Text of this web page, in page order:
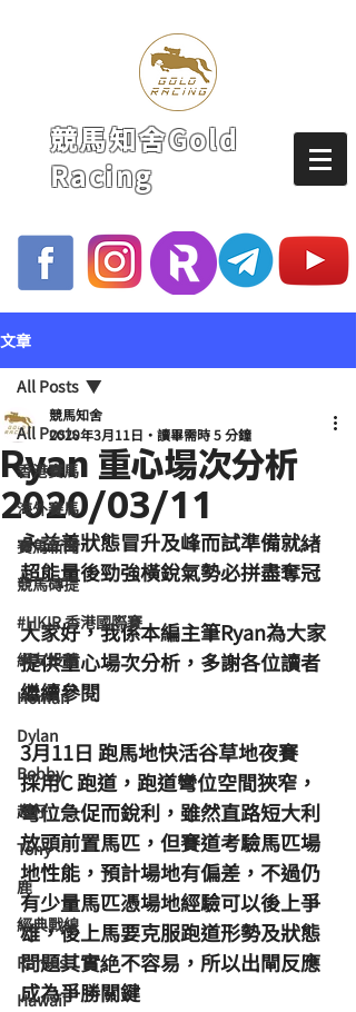
競馬知舍Gold
Racing
文章
All Posts
香港賽馬
海外賽馬
賽馬新聞
競馬磚提
#HKIR 香港國際賽
網友投稿
Homan
Dylan
Bobby
超仔
Tony
鹿
經典戰線
Ramos
Hawaii
All Posts
Ryan 重心場次分析
2020/03/11
競馬知舍
2020年3月11日
讀畢需時 5 分鐘
永益善狀態冒升及峰而試準備就緖
超能量後勁強橫銳氣勢必拼盡奪冠
大家好，我係本編主筆Ryan為大家
提供重心場次分析，多謝各位讀者
繼續參閱
3月11日 跑馬地快活谷草地夜賽
採用C 跑道，跑道彎位空間狹窄，
彎位急促而銳利，雖然直路短大利
放頭前置馬匹，但賽道考驗馬匹場
地性能，預計場地有偏差，不過仍
有少量馬匹憑場地經驗可以後上爭
雄，後上馬要克服跑道形勢及狀態
問題其實絶不容易，所以出閘反應
成為爭勝關鍵